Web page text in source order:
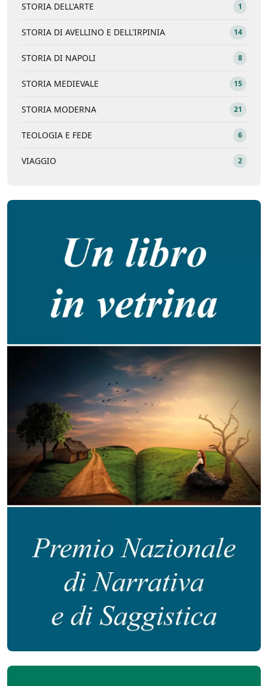
STORIA DELL'ARTE 1
STORIA DI AVELLINO E DELL'IRPINIA 14
STORIA DI NAPOLI 8
STORIA MEDIEVALE 15
STORIA MODERNA 21
TEOLOGIA E FEDE 6
VIAGGIO 2